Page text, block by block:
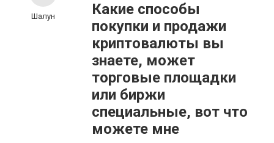
Шалун
Какие способы
покупки и продажи
криптовалюты вы
знаете, может
торговые площадки
или биржи
специальные, вот что
можете мне